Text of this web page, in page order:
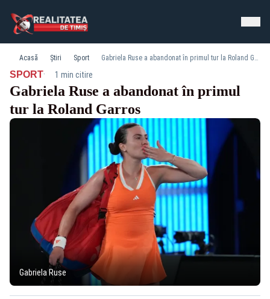
Acasă Știri Sport Gabriela Ruse a abandonat în primul tur la Roland Garros
SPORT· 1 min citire
Gabriela Ruse a abandonat în primul
tur la Roland Garros
Gabriela Ruse